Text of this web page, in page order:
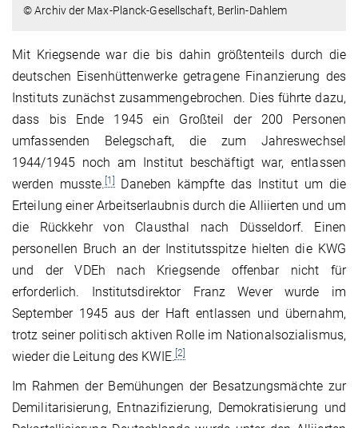
© Archiv der Max-Planck-Gesellschaft, Berlin-Dahlem
Mit Kriegsende war die bis dahin größtenteils durch die
deutschen Eisenhüttenwerke getragene Finanzierung des
Instituts zunächst zusammengebrochen. Dies führte dazu,
dass bis Ende 1945 ein Großteil der 200 Personen
umfassenden Belegschaft, die zum Jahreswechsel
1944/1945 noch am Institut beschäftigt war, entlassen
werden musste. [1]
Daneben kämpfte das Institut um die
Erteilung einer Arbeitserlaubnis durch die Alliierten und um
die Rückkehr von Clausthal nach Düsseldorf. Einen
personellen Bruch an der Institutsspitze hielten die KWG
und der VDEh nach Kriegsende offenbar nicht für
erforderlich. Institutsdirektor Franz Wever wurde im
September 1945 aus der Haft entlassen und übernahm,
trotz seiner politisch aktiven Rolle im Nationalsozialismus,
wieder die Leitung des KWIE. [2]
Im Rahmen der Bemühungen der Besatzungsmächte zur
Demilitarisierung, Entnazifizierung, Demokratisierung und